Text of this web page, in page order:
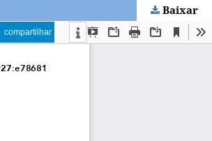
Baixar
compartilhar